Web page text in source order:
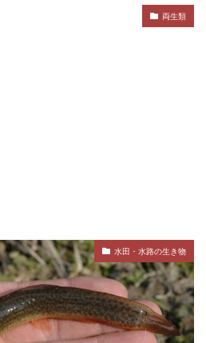
両生類
水田・水路の生き物